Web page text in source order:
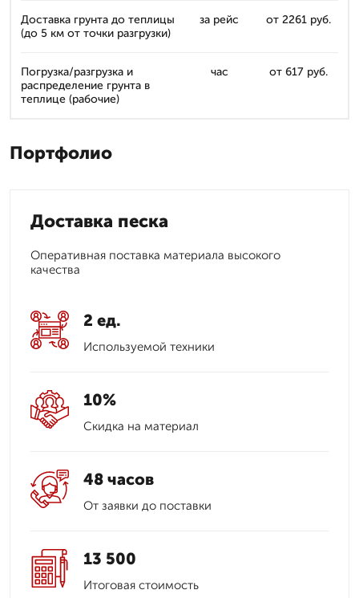
Доставка грунта до теплицы
(до 5 км от точки разгрузки)
за рейс от 2261 руб.
Погрузка/разгрузка и
распределение грунта в
теплице (рабочие)
час от 617 руб.
Портфолио
Доставка песка
Оперативная поставка материала высокого
качества
2 ед.
Используемой техники
10%
Скидка на материал
48 часов
От заявки до поставки
13 500
Итоговая стоимость